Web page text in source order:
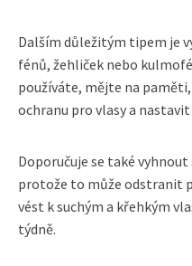
Dalším důležitým tipem je
fénů, žehliček nebo
používáte, mějte na
ochranu pro vlasy a
Doporučuje se také
protože to může odstranit
vést k suchým a křehkým
týdně.